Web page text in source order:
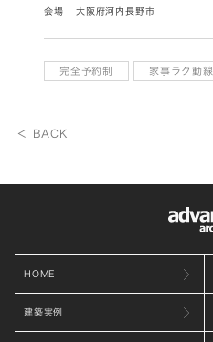
会場 大阪府河内長野市
完全予約制 家事ラク動線
＜ BACK
HOME
建築実例